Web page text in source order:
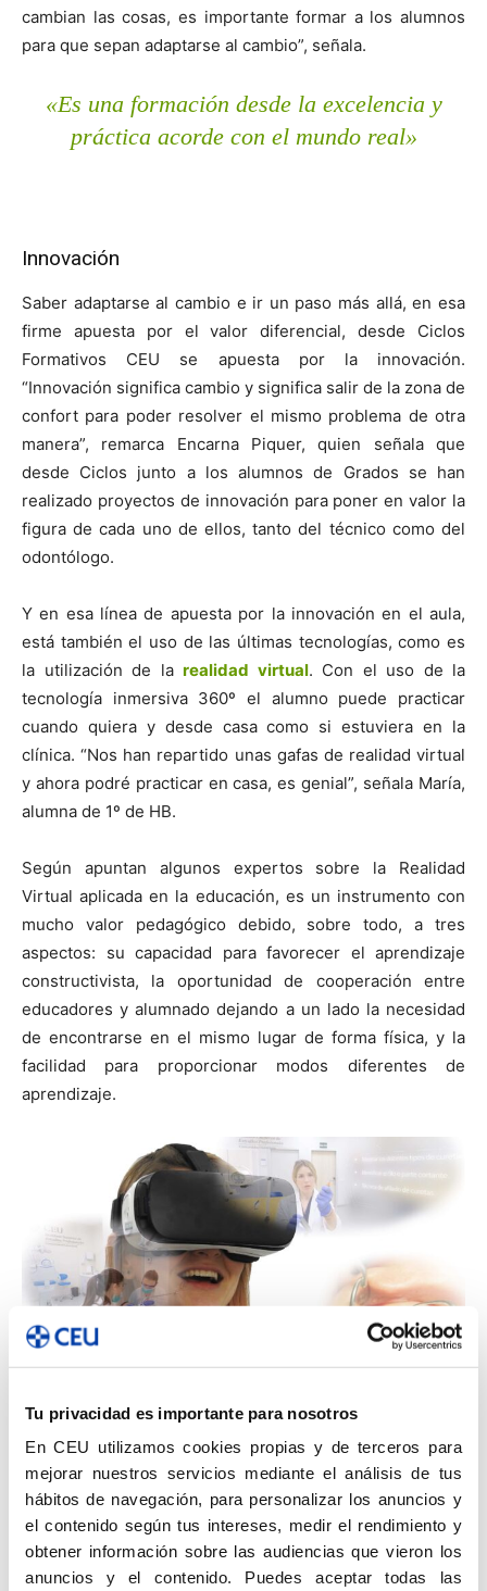
Tu privacidad es importante para nosotros
En CEU utilizamos cookies propias y de terceros para
mejorar nuestros servicios mediante el análisis de tus
hábitos de navegación, para personalizar los anuncios y
el contenido según tus intereses, medir el rendimiento y
obtener información sobre las audiencias que vieron los
anuncios y el contenido. Puedes aceptar todas las
cambian las cosas, es importante formar a los alumnos
para que sepan adaptarse al cambio”, señala.
«Es una formación desde la excelencia y
práctica acorde con el mundo real»
Innovación
Saber adaptarse al cambio e ir un paso más allá, en esa
firme apuesta por el valor diferencial, desde Ciclos
Formativos CEU se apuesta por la innovación.
“Innovación significa cambio y significa salir de la zona de
confort para poder resolver el mismo problema de otra
manera”, remarca Encarna Piquer, quien señala que
desde Ciclos junto a los alumnos de Grados se han
realizado proyectos de innovación para poner en valor la
figura de cada uno de ellos, tanto del técnico como del
odontólogo.
Y en esa línea de apuesta por la innovación en el aula,
está también el uso de las últimas tecnologías, como es
la utilización de la realidad virtual. Con el uso de la
tecnología inmersiva 360º el alumno puede practicar
cuando quiera y desde casa como si estuviera en la
clínica. “Nos han repartido unas gafas de realidad virtual
y ahora podré practicar en casa, es genial”, señala María,
alumna de 1º de HB.
Según apuntan algunos expertos sobre la Realidad
Virtual aplicada en la educación, es un instrumento con
mucho valor pedagógico debido, sobre todo, a tres
aspectos: su capacidad para favorecer el aprendizaje
constructivista, la oportunidad de cooperación entre
educadores y alumnado dejando a un lado la necesidad
de encontrarse en el mismo lugar de forma física, y la
facilidad para proporcionar modos diferentes de
aprendizaje.
“Definiría la formación del ciclo como una formación
desde la excelencia y una formación práctica y
totalmente acorde con el mundo real de las clínicas
dentales actuales en España e incluso en Europa”,
sentencia Encarna Piquer.
La realidad nos indica que las clínicas dentales están en